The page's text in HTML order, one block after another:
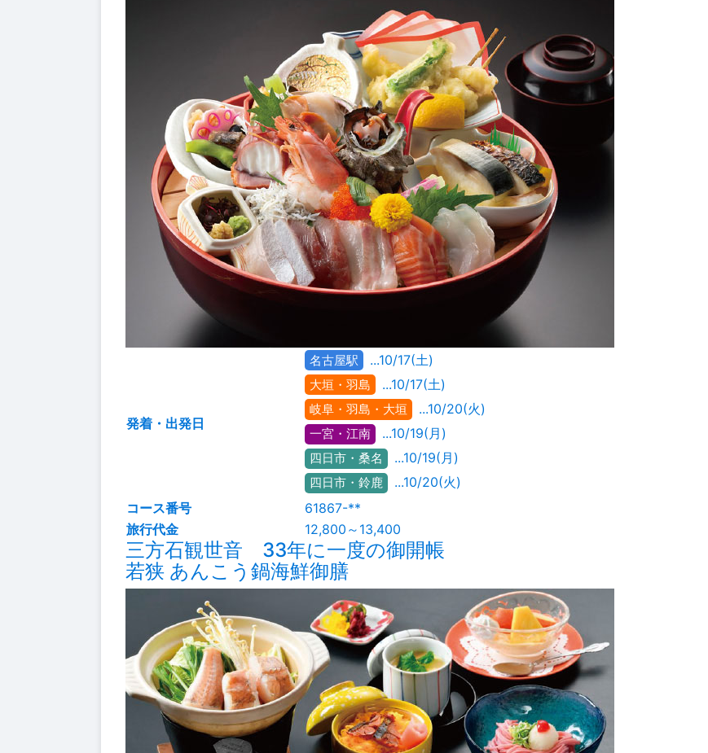
発着・出発日
名古屋駅 ...10/17(土)
大垣・羽島 ...10/17(土)
岐阜・羽島・大垣 ...10/20(火)
一宮・江南 ...10/19(月)
四日市・桑名 ...10/19(月)
四日市・鈴鹿
...10/20(火)
コース番号
61867-**
旅行代金
12,800～13,400
三方石観世音 33年に一度の御開帳
若狭 あんこう鍋海鮮御膳